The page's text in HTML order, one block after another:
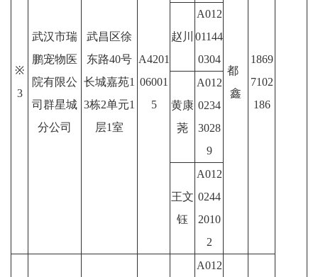
※
3
武汉市瑞
鹏宠物医
院有限公
司群星城
分公司
武昌区徐
东路40号
长城嘉苑1
3栋2单元1
层1室
A4201
06001
5
都
鑫
1869
7102
186
赵川
A012
01144
0304
黄康
荛
A012
0234
3028
9
王文
钰
A012
0244
2010
2
A012